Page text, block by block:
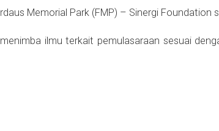
Memorial Park (FMP) – Sinergi Foundation
ilmu terkait pemulasaraan sesuai
cuma.